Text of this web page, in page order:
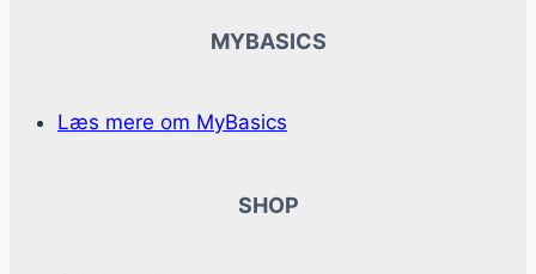
MYBASICS
Læs mere om MyBasics
SHOP